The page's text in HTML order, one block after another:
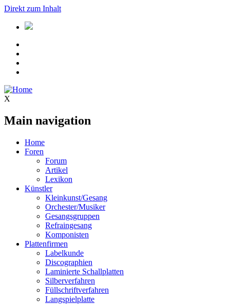
Direkt zum Inhalt
X
Main navigation
Home
Foren
Forum
Artikel
Lexikon
Künstler
Kleinkunst/Gesang
Orchester/Musiker
Gesangsgruppen
Refraingesang
Komponisten
Plattenfirmen
Labelkunde
Discographien
Laminierte Schallplatten
Silberverfahren
Füllschriftverfahren
Langspielplatte